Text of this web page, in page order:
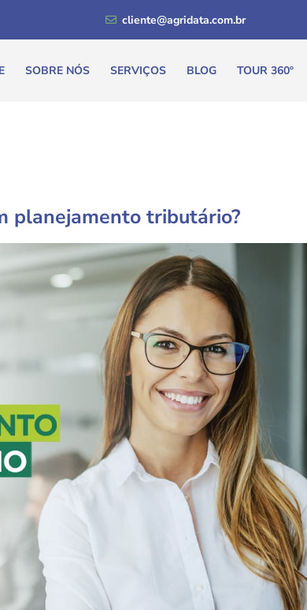
cliente@agridata.com.br
SOBRE NÓS SERVIÇOS BLOG TOUR 360º
planejamento tributário?